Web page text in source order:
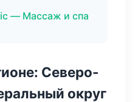
— Массаж и спа
Северо-
округ